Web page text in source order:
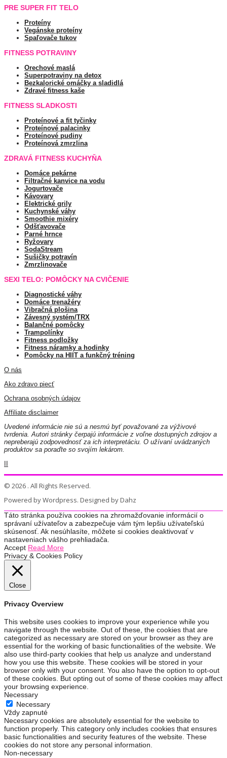
PRE SUPER FIT TELO
Proteíny
Vegánske proteíny
Spaľovače tukov
FITNESS POTRAVINY
Orechové maslá
Superpotraviny na detox
Bezkalorické omáčky a sladidlá
Zdravé fitness kaše
FITNESS SLADKOSTI
Proteínové a fit tyčinky
Proteínové palacinky
Proteínové pudiny
Proteínová zmrzlina
ZDRAVÁ FITNESS KUCHYŇA
Domáce pekárne
Filtračné kanvice na vodu
Jogurtovače
Kávovary
Elektrické grily
Kuchynské váhy
Smoothie mixéry
Odšťavovače
Parné hrnce
Ryžovary
SodaStream
Sušičky potravín
Zmrzlinovače
SEXI TELO: POMÔCKY NA CVIČENIE
Diagnostické váhy
Domáce trenažéry
Vibračná plošina
Závesný systém/TRX
Balančné pomôcky
Trampolínky
Fitness podložky
Fitness náramky a hodinky
Pomôcky na HIIT a funkčný tréning
O nás
Ako zdravo piecť
Ochrana osobných údajov
Affiliate disclaimer
Uvedené informácie nie sú a nesmú byť považované za výživové
tvrdenia. Autori stránky čerpajú informácie z voľne dostupných zdrojov a
nepreberajú zodpovednosť za ich interpretáciu. O užívaní uvádzaných
produktov sa poraďte so svojím lekárom.
II
© 2026 . All Rights Reserved.
Powered by Wordpress. Designed by Dahz
Táto stránka používa cookies na zhromažďovanie informácií o
správaní užívateľov a zabezpečuje vám tým lepšiu užívateľskú
skúsenosť. Ak nesúhlasíte, môžete si cookies deaktivovať v
nastaveniach vášho prehliadača.
Accept Read More
Privacy & Cookies Policy
Close
Privacy Overview
This website uses cookies to improve your experience while you
navigate through the website. Out of these, the cookies that are
categorized as necessary are stored on your browser as they are
essential for the working of basic functionalities of the website. We
also use third-party cookies that help us analyze and understand
how you use this website. These cookies will be stored in your
browser only with your consent. You also have the option to opt-out
of these cookies. But opting out of some of these cookies may affect
your browsing experience.
Necessary
Necessary
Vždy zapnuté
Necessary cookies are absolutely essential for the website to
function properly. This category only includes cookies that ensures
basic functionalities and security features of the website. These
cookies do not store any personal information.
Non-necessary